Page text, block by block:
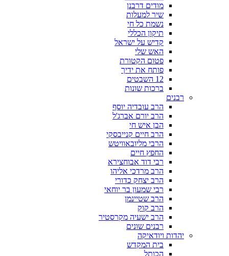
מודים דרבנן
שיר למעלות
נשמת כל חי
תיקון הכללי
קדיש על ישראל
האש שלי
פטום הקטורת
פותח את ידיך
12 השבטים
ברכות שונות
רבנים
הרב עובדיה יוסף
הרב יורם אברג'ל
הבן איש חי
הרב חיים קנייבסקי
הרבי מליובאוויטש
החפץ חיים
רבי דוד אבוחצירא
הרב מרדכי אליהו
הרב יצחק כדורי
רבי שמעון בר יוחאי
הרב שטיינמן
הרב קוק
הרב ישעיה מקרסטיר
רבנים שונים
יהדות ויודאיקה
בית המקדש
הכותל